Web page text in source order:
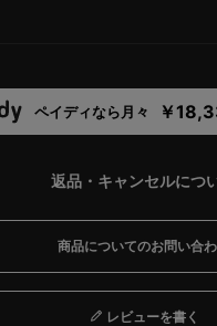
ペイディなら月々 ￥
返品・キャンセルにつ
商品についてのお問い合
レビューを書く